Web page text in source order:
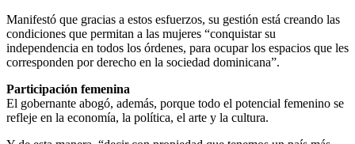
Manifestó que gracias a estos esfuerzos, su gestión está creando las
condiciones que permitan a las mujeres “conquistar su
independencia en todos los órdenes, para ocupar los espacios que les
corresponden por derecho en la sociedad dominicana”.
Participación femenina
El gobernante abogó, además, porque todo el potencial femenino se
refleje en la economía, la política, el arte y la cultura.